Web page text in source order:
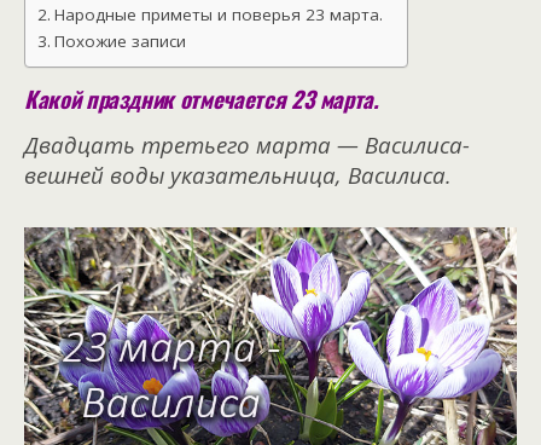
Народные приметы и поверья 23 марта.
Похожие записи
Какой праздник отмечается 23 марта.
Двадцать третьего марта — Василиса-
вешней воды указательница, Василиса.